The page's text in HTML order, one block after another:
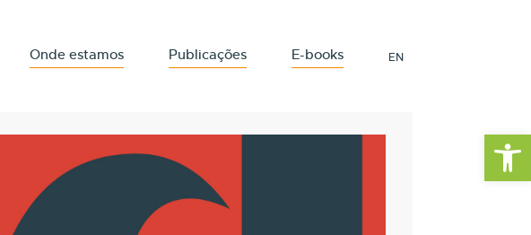
Barra de
Onde estamos Publicações E-books EN